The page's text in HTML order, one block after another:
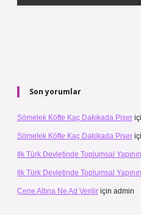
Son yorumlar
Sömelek Köfte Kaç Dakikada Pişer
Sömelek Köfte Kaç Dakikada Pişer
Ilk Türk Devletinde Toplumsal
Ilk Türk Devletinde Toplumsal
Çene Altına Ne Ad Verilir için admin